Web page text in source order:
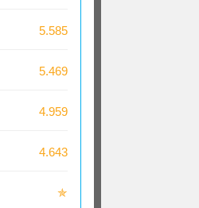
5.585
5.469
4.959
4.643
✯